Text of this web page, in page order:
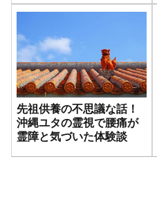
先祖供養の不思議な話！
沖縄ユタの霊視で腰痛が
霊障と気づいた体験談